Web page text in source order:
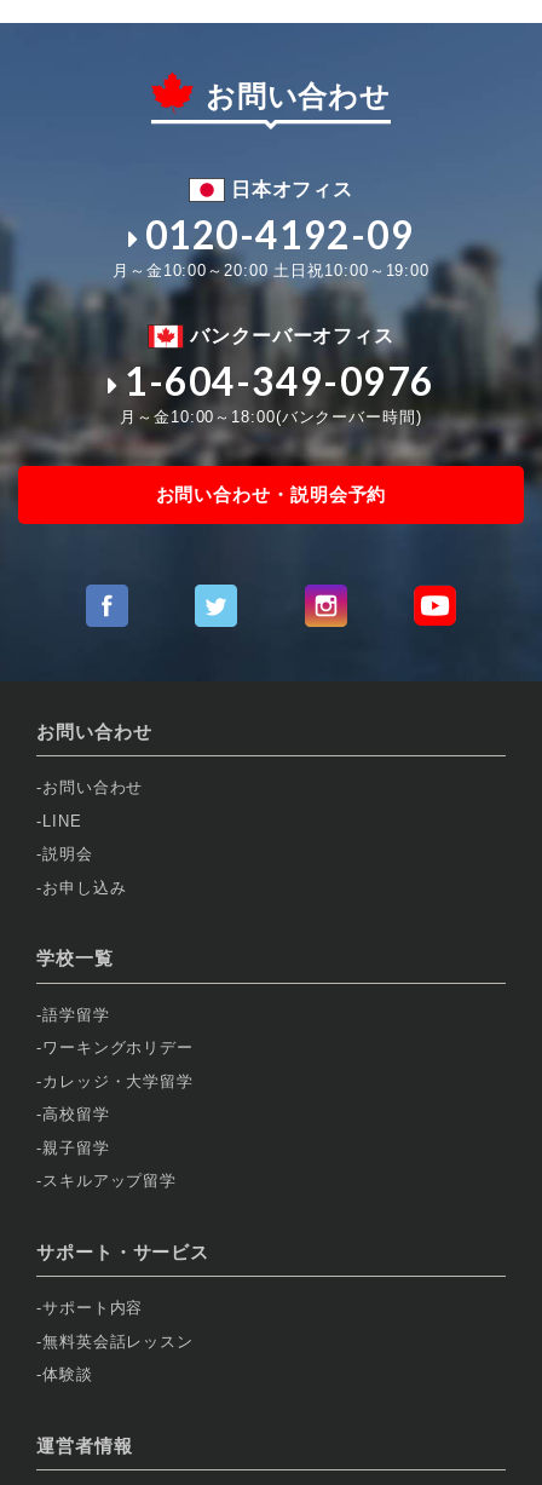
お問い合わせ
日本オフィス
0120-4192-09
月～金10:00～20:00 土日祝10:00～19:00
バンクーバーオフィス
1-604-349-0976
月～金10:00～18:00(バンクーバー時間)
お問い合わせ・説明会予約
お問い合わせ
お問い合わせ
LINE
説明会
お申し込み
学校一覧
語学留学
ワーキングホリデー
カレッジ・大学留学
高校留学
親子留学
スキルアップ留学
サポート・サービス
サポート内容
無料英会話レッスン
体験談
運営者情報